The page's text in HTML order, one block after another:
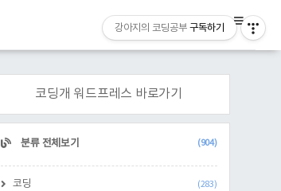
코딩개 워드프레스 바로가기
CATEGORY
분류 전체보기 (904)
코딩 (283)
강아지의 코딩공부 구독하기